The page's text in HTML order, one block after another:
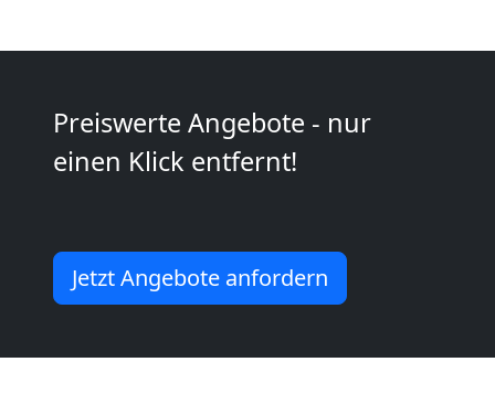
Preiswerte Angebote - nur
einen Klick entfernt!
Jetzt Angebote anfordern
Umzug
LKW